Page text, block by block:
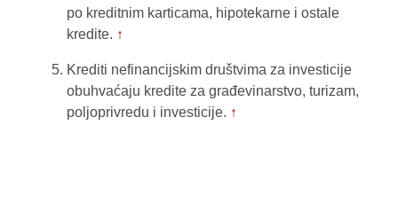
po kreditnim karticama, hipotekarne i ostale
kredite. ↑
Krediti nefinancijskim društvima za investicije
obuhvaćaju kredite za građevinarstvo, turizam,
poljoprivredu i investicije. ↑